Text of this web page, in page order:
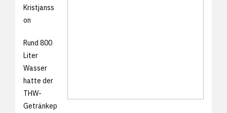
Kristjanss
on
Rund 800
Liter
Wasser
hatte der
THW-
Getränkep